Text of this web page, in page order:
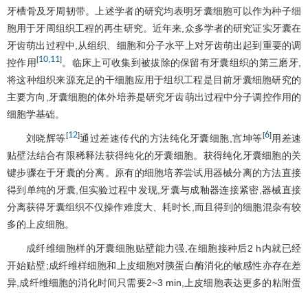
牙槽骨及牙周韧带。上述学者的研究均表明牙囊细胞可以作为种子细
胞用于牙周组织工程的再生研究。近年来,众多学者的研究证实牙囊在
牙齿萌出过程中,从组织、细胞和分子水平上对牙齿萌出起到重要的调
控作用[10, 11]。临床上可收集到被拔除的保留有牙囊组织的第三磨牙,
将这种组织来源充足的干细胞应用于组织工程是目前牙囊细胞研究的
主要方向,牙囊细胞的体外培养是研究牙齿萌出过程中分子调控作用的
细胞学基础。
刘晓辉等[12]通过差速传代的方法纯化牙囊细胞,宫坤等[6]用差速
贴壁法结合有限稀释法获得纯化的牙囊细胞。获得纯化牙囊细胞的关
键步骤在于牙囊的分离。原有的细胞培养尝试用器械分离的方法直接
得到单纯的牙囊,但实验过程中发现,牙囊与成釉器连接紧密,器械直接
分离获得牙囊组织不仅操作难度大、耗时长,而且得到的细胞混杂有较
多的上皮细胞。
成纤维细胞样的牙囊细胞贴壁能力强,在细胞接种后2 h内就已经
开始贴壁;成纤维样细胞和上皮细胞对胰蛋白酶消化的敏感性亦存在差
异,成纤维细胞的消化时间只需要2~3 min,上皮细胞表达更多的粘附蛋